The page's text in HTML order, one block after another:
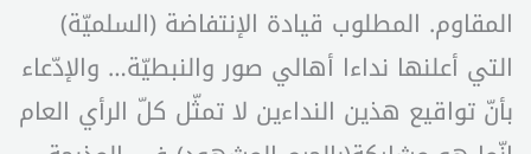
المقاوم. المطلوب قيادة الإنتفاضة (السلميّة)
التي أعلنها نداءا أهالي صور والنبطيّة… والإدّعاء
بأنّ تواقيع هذين النداءين لا تمثّل كلّ الرأي العام